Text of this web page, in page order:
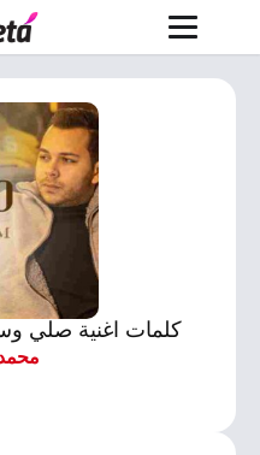
كلمات اغنية صلي